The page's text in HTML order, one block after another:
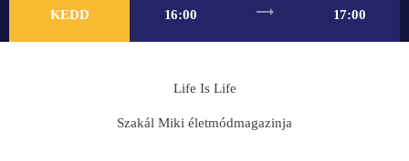
KEDD 16:00 trending_flat 17:00
Life Is Life
Szakál Miki életmódmagazinja